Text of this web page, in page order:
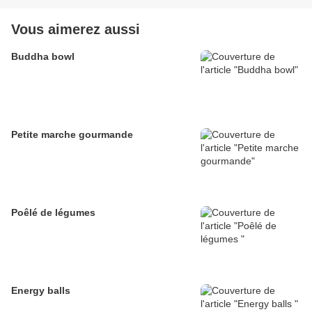
Vous aimerez aussi
Buddha bowl
Petite marche gourmande
Poêlé de légumes
Energy balls